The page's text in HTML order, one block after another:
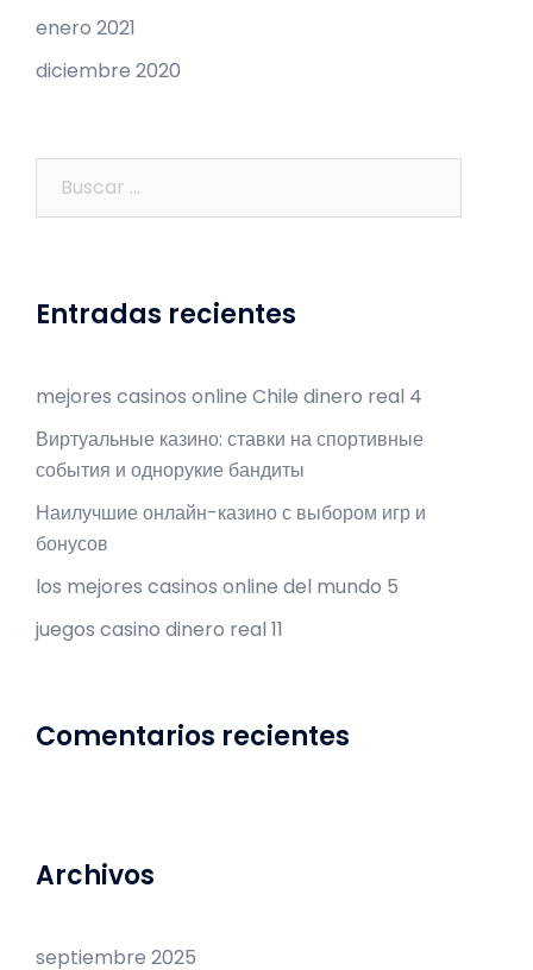
enero 2021
diciembre 2020
Entradas recientes
mejores casinos online Chile dinero real 4
Виртуальные казино: ставки на спортивные
события и однорукие бандиты
Наилучшие онлайн-казино с выбором игр и
бонусов
los mejores casinos online del mundo 5
juegos casino dinero real 11
Comentarios recientes
Archivos
septiembre 2025